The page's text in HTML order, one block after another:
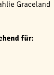
Graceland
für: